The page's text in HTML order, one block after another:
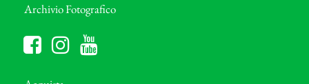
Archivio Fotografico